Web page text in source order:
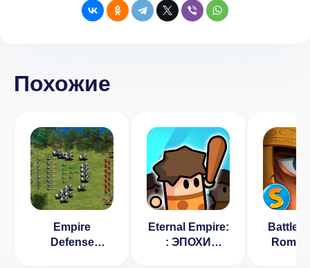
Похожие
Empire
Defense
Eternal Empire:
: ЭПОХИ
Battle